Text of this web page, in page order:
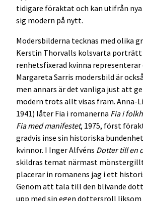
tidigare föraktat och kan utifrån
sig modern på nytt.
Modersbilderna tecknas med olika
Kerstin Thorvalls kolsvarta porträtt
renhetsfixerad kvinna representerar
Margareta Sarris modersbild är
men annars är det vanliga just att
modern trots allt visas fram. Anna-
1941) låter Fia i romanerna Fia i
Fia med manifestet, 1975, först
gradvis inse sin historiska
kvinnor. I Inger Alfvéns Dotter till en
skildras temat närmast
placerar in romanens jag i ett
Genom att tala till den blivande
upp med sin egen dottersroll liksom